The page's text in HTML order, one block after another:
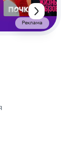
Реклама